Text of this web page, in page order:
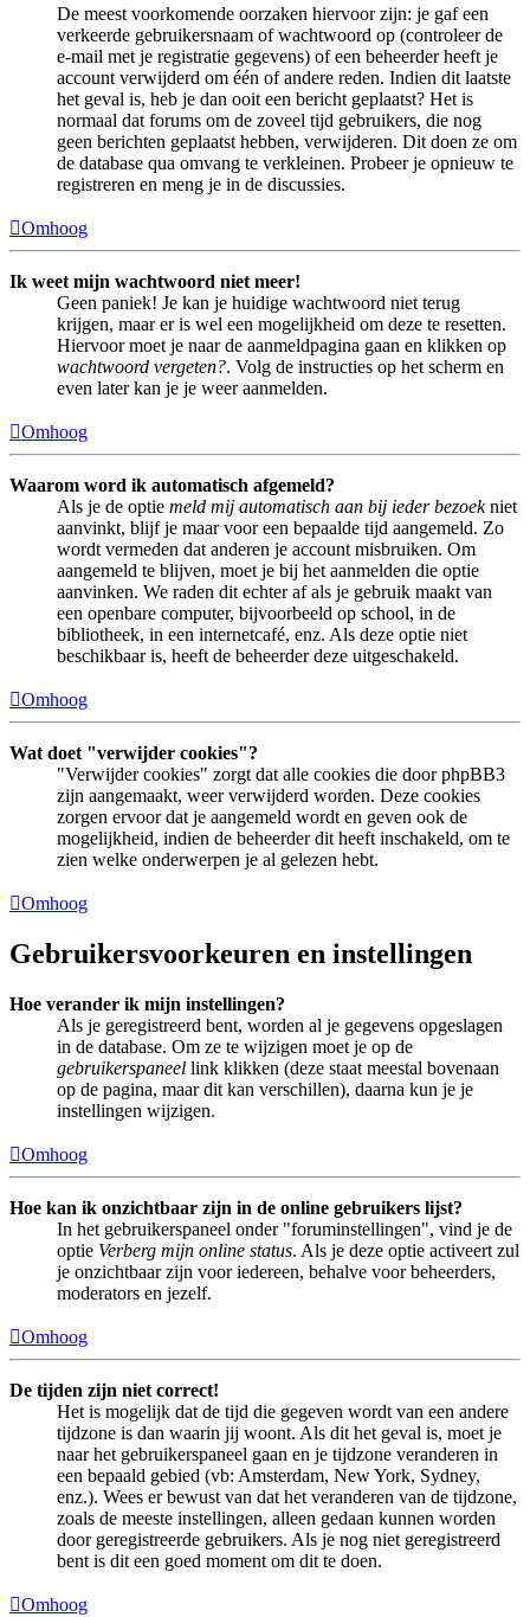
De meest voorkomende oorzaken hiervoor zijn: je gaf een
verkeerde gebruikersnaam of wachtwoord op (controleer de
e-mail met je registratie gegevens) of een beheerder heeft je
account verwijderd om één of andere reden. Indien dit laatste
het geval is, heb je dan ooit een bericht geplaatst? Het is
normaal dat forums om de zoveel tijd gebruikers, die nog
geen berichten geplaatst hebben, verwijderen. Dit doen ze om
de database qua omvang te verkleinen. Probeer je opnieuw te
registreren en meng je in de discussies.
Omhoog
Ik weet mijn wachtwoord niet meer!
Geen paniek! Je kan je huidige wachtwoord niet terug
krijgen, maar er is wel een mogelijkheid om deze te resetten.
Hiervoor moet je naar de aanmeldpagina gaan en klikken op
wachtwoord vergeten?. Volg de instructies op het scherm en
even later kan je je weer aanmelden.
Omhoog
Waarom word ik automatisch afgemeld?
Als je de optie meld mij automatisch aan bij ieder bezoekniet
aanvinkt, blijf je maar voor een bepaalde tijd aangemeld. Zo
wordt vermeden dat anderen je account misbruiken. Om
aangemeld te blijven, moet je bij het aanmelden die optie
aanvinken. We raden dit echter af als je gebruik maakt van
een openbare computer, bijvoorbeeld op school, in de
bibliotheek, in een internetcafé, enz. Als deze optie niet
beschikbaar is, heeft de beheerder deze uitgeschakeld.
Omhoog
Wat doet "verwijder cookies"?
"Verwijder cookies" zorgt dat alle cookies die door phpBB3
zijn aangemaakt, weer verwijderd worden. Deze cookies
zorgen ervoor dat je aangemeld wordt en geven ook de
mogelijkheid, indien de beheerder dit heeft inschakeld, om te
zien welke onderwerpen je al gelezen hebt.
Omhoog
Gebruikersvoorkeuren en instellingen
Hoe verander ik mijn instellingen?
Als je geregistreerd bent, worden al je gegevens opgeslagen
in de database. Om ze te wijzigen moet je op de
gebruikerspaneel link klikken (deze staat meestal bovenaan
op de pagina, maar dit kan verschillen), daarna kun je je
instellingen wijzigen.
Omhoog
Hoe kan ik onzichtbaar zijn in de online gebruikers lijst?
In het gebruikerspaneel onder "foruminstellingen", vind je de
optie Verberg mijn online status. Als je deze optie activeert zul
je onzichtbaar zijn voor iedereen, behalve voor beheerders,
moderators en jezelf.
Omhoog
De tijden zijn niet correct!
Het is mogelijk dat de tijd die gegeven wordt van een andere
tijdzone is dan waarin jij woont. Als dit het geval is, moet je
naar het gebruikerspaneel gaan en je tijdzone veranderen in
een bepaald gebied (vb: Amsterdam, New York, Sydney,
enz.). Wees er bewust van dat het veranderen van de tijdzone,
zoals de meeste instellingen, alleen gedaan kunnen worden
door geregistreerde gebruikers. Als je nog niet geregistreerd
bent is dit een goed moment om dit te doen.
Omhoog